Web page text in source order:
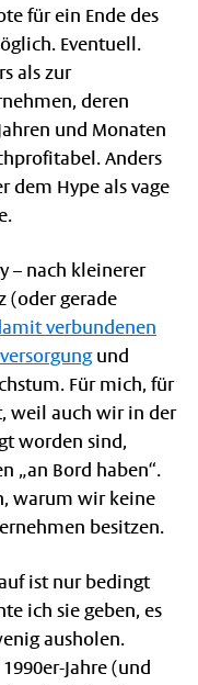
für ein Ende des
Eventuell.
als zur
deren
und Monaten
Anders
dem Hype als vage
– nach kleinerer
(oder gerade
verbundenen
und
Für mich, für
weil auch wir in der
worden sind,
„an Bord haben“.
warum wir keine
besitzen.
ist nur bedingt
ich sie geben, es
ausholen.
Jahre (und